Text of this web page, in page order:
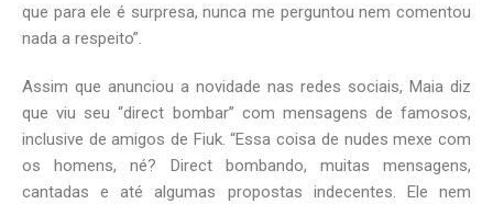
que para ele é surpresa, nunca me perguntou nem comentou
nada a respeito”.
Assim que anunciou a novidade nas redes sociais, Maia diz
que viu seu “direct bombar” com mensagens de famosos,
inclusive de amigos de Fiuk. “Essa coisa de nudes mexe com
os homens, né? Direct bombando, muitas mensagens,
cantadas e até algumas propostas indecentes. Ele nem